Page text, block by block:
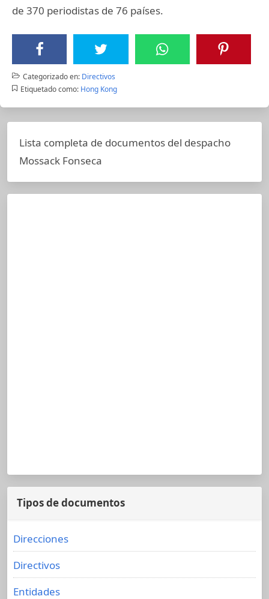
de 370 periodistas de 76 países.
Categorizado en: Directivos
Etiquetado como: Hong Kong
Lista completa de documentos del despacho
Mossack Fonseca
Tipos de documentos
Direcciones
Directivos
Entidades